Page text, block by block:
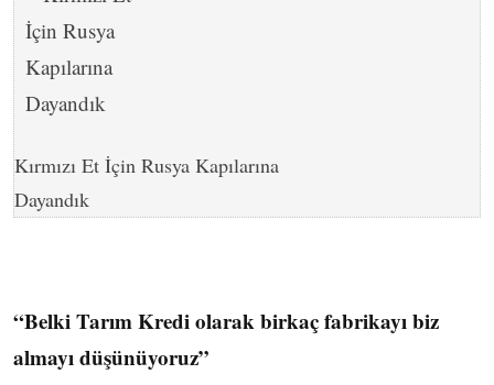
Kırmızı Et İçin Rusya Kapılarına
Dayandık
“Belki Tarım Kredi olarak birkaç fabrikayı biz
almayı düşünüyoruz”